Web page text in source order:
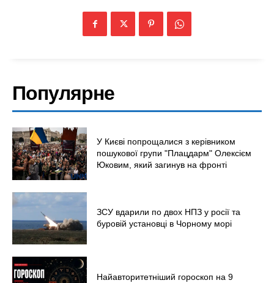
Популярне
У Києві попрощалися з керівником
пошукової групи "Плацдарм" Олексієм
Юковим, який загинув на фронті
ЗСУ вдарили по двох НПЗ у росії та
буровій установці в Чорному морі
Найавторитетніший гороскоп на 9